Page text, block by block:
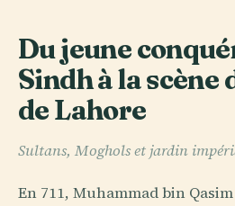
Du jeune
Sindh à la scène
de Lahore
Sultans, Moghols et jardin
En 711, Muhammad bin